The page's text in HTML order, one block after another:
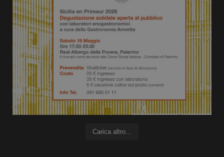
Carica altro...